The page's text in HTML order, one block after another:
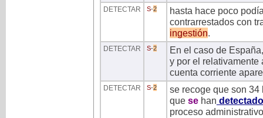
DETECTAR S-2
hasta hace poco
contrarrestados con
ingestión.
DETECTAR S-2
En el caso de España,
y por el relativamente
cuenta corriente
DETECTAR S-2
se recoge que son
quesehan detectado
proceso